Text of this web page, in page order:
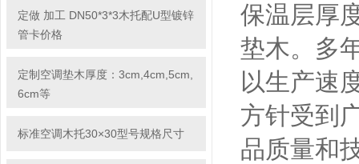
定做 加工 DN50*3*3木托配U型镀锌
管卡价格
定制空调垫木厚度：3cm,4cm,5cm,
6cm等
标准空调木托30×30型号规格尺寸
保温层厚
垫木。多
以生产速
方针受到
品质量和